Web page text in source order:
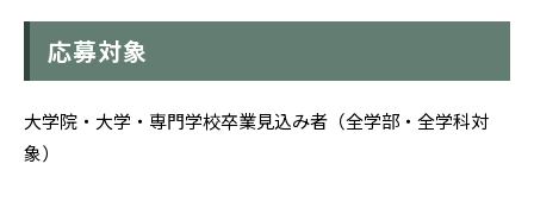
応募対象
大学院・大学・専門学校卒業見込み者（全学部・全学科対
象）